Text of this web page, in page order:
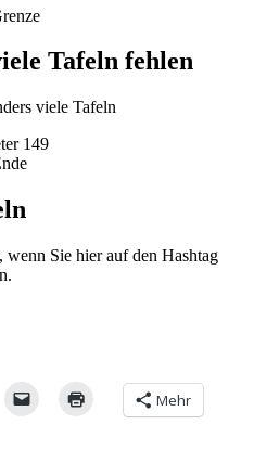
Tafeln fehlen
viele Tafeln
149
Sie hier auf den Hashtag
Mehr